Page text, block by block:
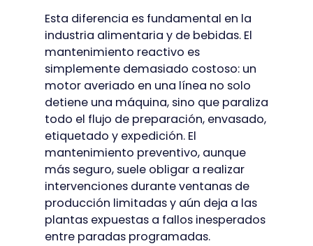
Esta diferencia es fundamental en la
industria alimentaria y de bebidas. El
mantenimiento reactivo es
simplemente demasiado costoso: un
motor averiado en una línea no solo
detiene una máquina, sino que paraliza
todo el flujo de preparación, envasado,
etiquetado y expedición. El
mantenimiento preventivo, aunque
más seguro, suele obligar a realizar
intervenciones durante ventanas de
producción limitadas y aún deja a las
plantas expuestas a fallos inesperados
entre paradas programadas.